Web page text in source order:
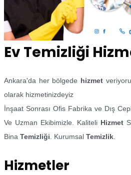
Ev Temizliği
Ankara'da her bölgede hizmet
olarak hizmetinizdeyiz
İnşaat Sonrası Ofis Fabrika ve Dış
Ve Uzman Ekibimizle. Kaliteli Hizmet
Bina Temizliği . Kurumsal Temizlik
Hizmetler